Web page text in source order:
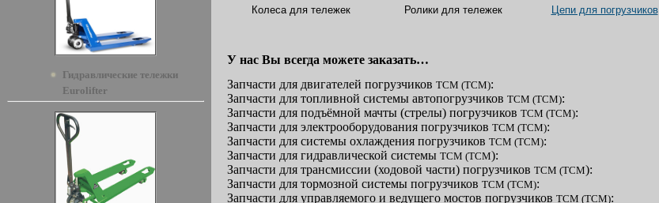
Гидравлические тележки
Eurolifter
Колеса для тележек Ролики для тележек Цепи для погрузчиков
У нас Вы всегда можете заказать…
Запчасти для двигателей погрузчиков TCM (ТСМ):
Запчасти для топливной системы автопогрузчиков TCM (ТСМ):
Запчасти для подъёмной мачты (стрелы) погрузчиков TCM (ТСМ):
Запчасти для электрооборудования погрузчиков TCM (ТСМ):
Запчасти для системы охлаждения погрузчиков TCM (ТСМ):
Запчасти для гидравлической системы TCM (ТСМ):
Запчасти для трансмиссии (ходовой части) погрузчиков TCM (ТСМ):
Запчасти для тормозной системы погрузчиков TCM (ТСМ):
Запчасти для управляемого и ведущего мостов погрузчиков TCM (ТСМ):